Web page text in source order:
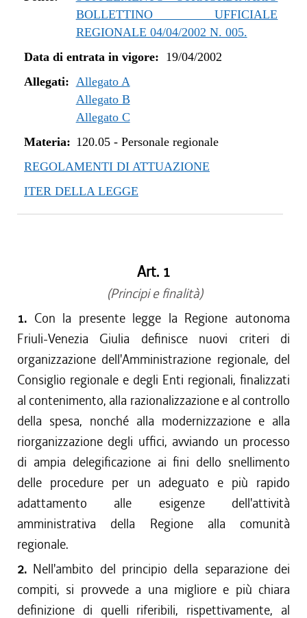
BOLLETTINO UFFICIALE
REGIONALE 04/04/2002 N. 005.
Data di entrata in vigore: 19/04/2002
Allegati: Allegato A
Allegato B
Allegato C
Materia: 120.05- Personale regionale
REGOLAMENTI DI ATTUAZIONE
ITER DELLA LEGGE
Art. 1
(Principi e finalità)
1. Con la presente legge la Regione autonoma
Friuli-Venezia Giulia definisce nuovi criteri di
organizzazione dell'Amministrazione regionale, del
Consiglio regionale e degli Enti regionali, finalizzati
al contenimento, alla razionalizzazione e al controllo
della spesa, nonché alla modernizzazione e alla
riorganizzazione degli uffici, avviando un processo
di ampia delegificazione ai fini dello snellimento
delle procedure per un adeguato e più rapido
adattamento alle esigenze dell'attività
amministrativa della Regione alla comunità
regionale.
2. Nell'ambito del principio della separazione dei
compiti, si provvede a una migliore e più chiara
definizione di quelli riferibili, rispettivamente, al